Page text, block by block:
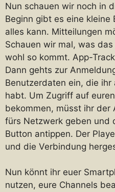
Nun schauen wir noch in
Beginn gibt es eine kleine
alles kann. Mitteilungen
Schauen wir mal, was
wohl so kommt. App-
Dann gehts zur
Benutzerdaten ein, die ihr
habt. Um Zugriff auf
bekommen, müsst ihr der
fürs Netzwerk geben und
Button antippen. Der
und die Verbindung
Nun könnt ihr euer
nutzen, eure Channels